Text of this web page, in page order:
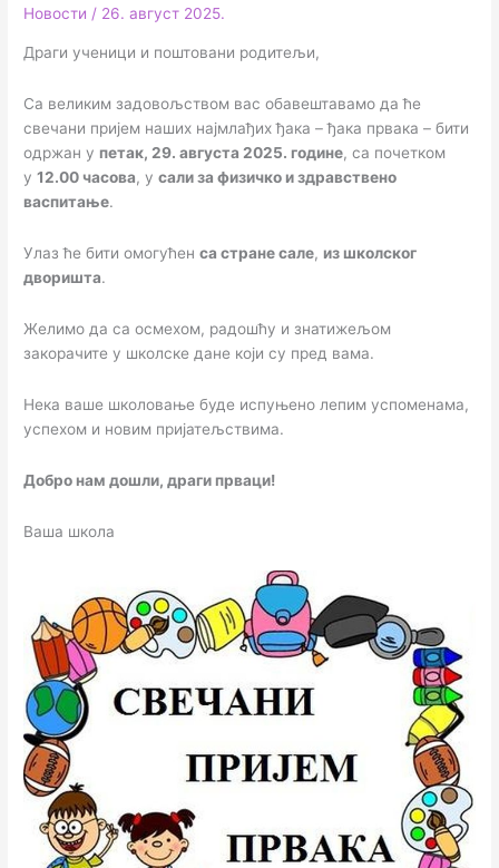
Новости / 26. август 2025.
Драги ученици и поштовани родитељи,
Са великим задовољством вас обавештавамо да ће
свечани пријем наших најмлађих ђака – ђака првака – бити
одржан у петак, 29. августа 2025. године, са почетком
у12.00 часова, усали за физичко и здравствено
васпитање.
Улаз ће бити омогућенса стране сале, из школског
дворишта.
Желимо да са осмехом, радошћу и знатижељом
закорачите у школске дане који су пред вама.
Нека ваше школовање буде испуњено лепим успоменама,
успехом и новим пријатељствима.
Добро нам дошли, драги прваци!
Вашa школа